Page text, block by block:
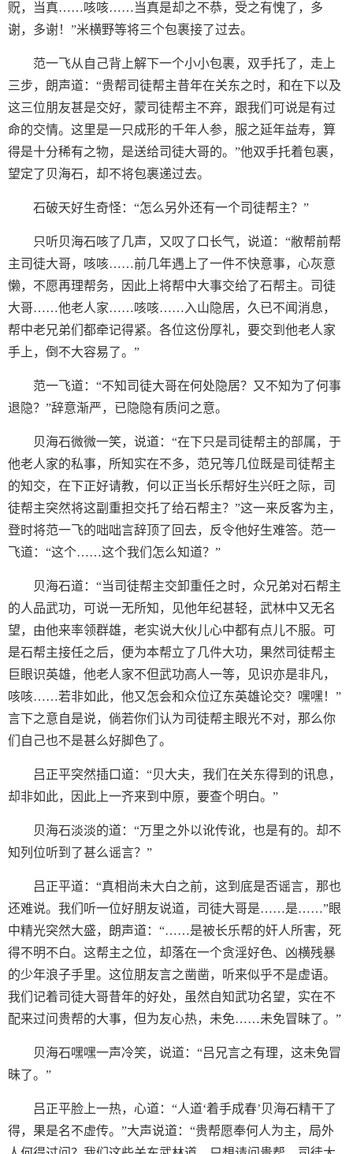
贶，当真……咳咳……当真是却之不恭，受之有愧了，多
谢，多谢！”米横野等将三个包裹接了过去。
范一飞从自己背上解下一个小小包裹，双手托了，走上
三步，朗声道：“贵帮司徒帮主昔年在关东之时，和在下以及
这三位朋友甚是交好，蒙司徒帮主不弃，跟我们可说是有过
命的交情。这里是一只成形的千年人参，服之延年益寿，算
得是十分稀有之物，是送给司徒大哥的。”他双手托着包裹，
望定了贝海石，却不将包裹递过去。
石破天好生奇怪：“怎么另外还有一个司徒帮主？”
只听贝海石咳了几声，又叹了口长气，说道：“敝帮前帮
主司徒大哥，咳咳……前几年遇上了一件不快意事，心灰意
懒，不愿再理帮务，因此上将帮中大事交给了石帮主。司徒
大哥……他老人家……咳咳……入山隐居，久已不闻消息，
帮中老兄弟们都牵记得紧。各位这份厚礼，要交到他老人家
手上，倒不大容易了。”
范一飞道：“不知司徒大哥在何处隐居？又不知为了何事
退隐？”辞意渐严，已隐隐有质问之意。
贝海石微微一笑，说道：“在下只是司徒帮主的部属，于
他老人家的私事，所知实在不多，范兄等几位既是司徒帮主
的知交，在下正好请教，何以正当长乐帮好生兴旺之际，司
徒帮主突然将这副重担交托了给石帮主？”这一来反客为主，
登时将范一飞的咄咄言辞顶了回去，反令他好生难答。范一
飞道：“这个……这个我们怎么知道？”
贝海石道：“当司徒帮主交卸重任之时，众兄弟对石帮主
的人品武功，可说一无所知，见他年纪甚轻，武林中又无名
望，由他来率领群雄，老实说大伙儿心中都有点儿不服。可
是石帮主接任之后，便为本帮立了几件大功，果然司徒帮主
巨眼识英雄，他老人家不但武功高人一等，见识亦是非凡，
咳咳……若非如此，他又怎会和众位辽东英雄论交？嘿嘿！”
言下之意自是说，倘若你们认为司徒帮主眼光不对，那么你
们自己也不是甚么好脚色了。
吕正平突然插口道：“贝大夫，我们在关东得到的讯息，
却非如此，因此上一齐来到中原，要查个明白。”
贝海石淡淡的道：“万里之外以讹传讹，也是有的。却不
知列位听到了甚么谣言？”
吕正平道：“真相尚未大白之前，这到底是否谣言，那也
还难说。我们听一位好朋友说道，司徒大哥是……是……”眼
中精光突然大盛，朗声道：“……是被长乐帮的奸人所害，死
得不明不白。这帮主之位，却落在一个贪淫好色、凶横残暴
的少年浪子手里。这位朋友言之凿凿，听来似乎不是虚语。
我们记着司徒大哥昔年的好处，虽然自知武功名望，实在不
配来过问贵帮的大事，但为友心热，未免……未免冒昧了。”
贝海石嘿嘿一声冷笑，说道：“吕兄言之有理，这未免冒
昧了。”
吕正平脸上一热，心道：“人道‘着手成春’贝海石精干了
得，果是名不虚传。”大声说道：“贵帮愿奉何人为主，局外